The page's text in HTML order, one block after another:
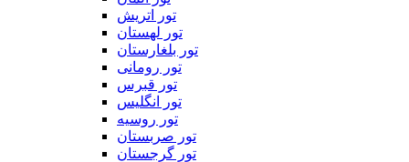
تور اتریش
تور لهستان
تور بلغارستان
تور رومانی
تور قبرس
تور انگلیس
تور روسیه
تور صربستان
تور گرجستان